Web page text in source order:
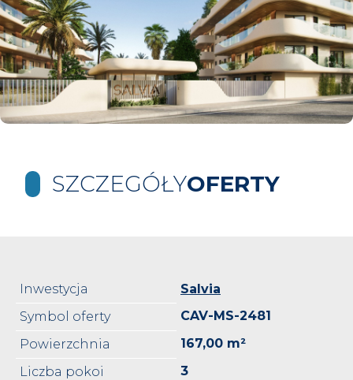
SZCZEGÓŁYOFERTY
Inwestycja
Salvia
Symbol oferty
CAV-MS-2481
Powierzchnia
167,00 m²
Liczba pokoi
3